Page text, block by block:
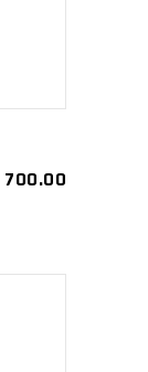
700.00